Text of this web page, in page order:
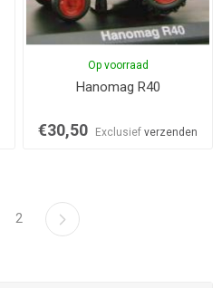
Op voorraad
Hanomag R40
€30,50 Exclusiefverzenden
2